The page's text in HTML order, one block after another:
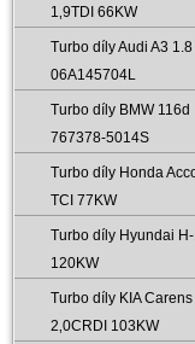
1‚9TDI 66KW
Turbo díly Audi A3 1.8
06A145704L
Turbo díly BMW 116d
767378-5014S
Turbo díly Honda
TCI 77KW
Turbo díly Hyundai
120KW
Turbo díly KIA Carens II
2‚0CRDI 103KW